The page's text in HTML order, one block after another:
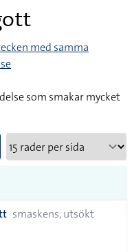
med samma
som smakar mycket
smaskens, utsökt